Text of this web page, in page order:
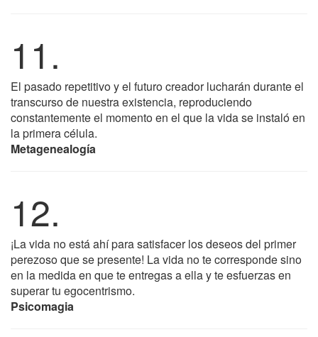
11.
El pasado repetitivo y el futuro creador lucharán durante el
transcurso de nuestra existencia, reproduciendo
constantemente el momento en el que la vida se instaló en
la primera célula.
Metagenealogía
12.
¡La vida no está ahí para satisfacer los deseos del primer
perezoso que se presente! La vida no te corresponde sino
en la medida en que te entregas a ella y te esfuerzas en
superar tu egocentrismo.
Psicomagia